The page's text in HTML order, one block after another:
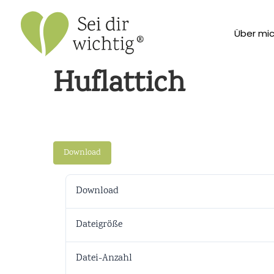
Über
Huflattich
Download
Download
Dateigröße
Datei-Anzahl